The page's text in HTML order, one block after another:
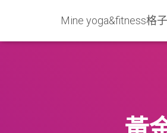
Mine yoga&fitness格